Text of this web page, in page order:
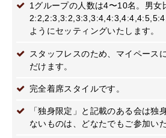
1グループの人数は4〜10名。男女
ようにセッティングいたします。
スタッフレスのため、マイペース
だけます。
完全着席スタイルです。
「独身限定」と記載のある会は独
ないものは、どなたでもご参加い